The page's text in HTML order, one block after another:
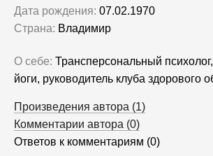
Дата рождения: 07.02.1970
Страна: Владимир
О себе: Трансперсональный
йоги, руководитель клуба здорового
Произведения автора (1)
Комментарии автора (0)
Ответов к комментариям (0)